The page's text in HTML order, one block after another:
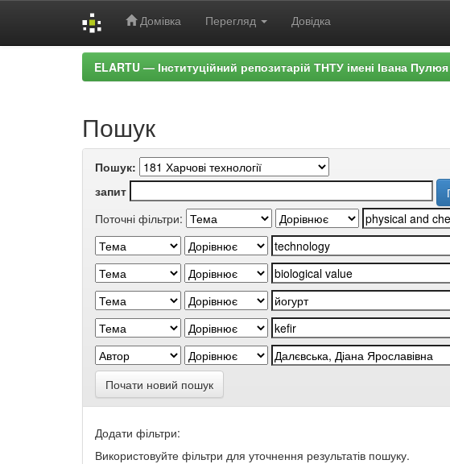
Домівка Перегляд Довідка
ELARTU — Інституційний репозитарій ТНТУ імені Івана Пулюя
Пошук
Пошук:
запит
Поточні фільтри:
Почати новий пошук
Додати фільтри:
Використовуйте фільтри для уточнення результатів пошуку.